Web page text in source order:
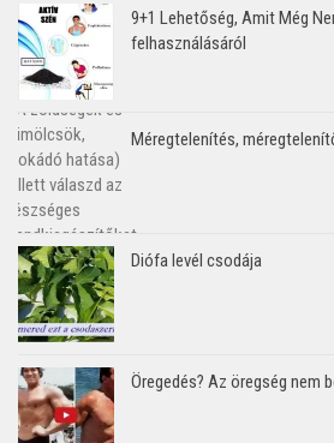
9+1 Lehetőség, Amit Még
felhasználásáról
Méregtelenítés,
Diófa levél csodája
Öregedés? Az öregség nem